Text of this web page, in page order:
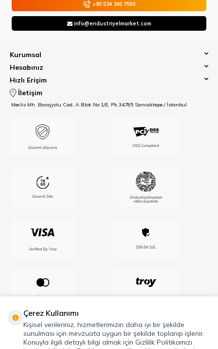
+90 534 260 7550
info@endustriyelmarket.com
Kurumsal
Hesabınız
Hızlı Erişim
İletişim
Meclis Mh. Barajyolu Cad, A Blok No:1/E, Pk.34785 Sancaktepe / İstanbul
Çerez Kullanımı
Kişisel verileriniz, hizmetlerimizin daha iyi bir şekilde
sunulması için mevzuata uygun bir şekilde toplanıp işlenir.
Konuyla ilgili detaylı bilgi almak için Gizlilik Politikamızı